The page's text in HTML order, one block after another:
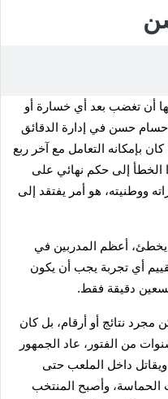
أن تغضب بعد أي خسارة أو
حسن في إدارة الدقائق
بإمكانه التعامل مع آخر ربع
إلى حكم نهائي على
ووطنيته، هو أمر يفتقد إلى
يخطئ، أعظم المدربين في
أي تجربة يجب أن يكون
تسعين دقيقة فقط.
نتائج أو أرقام، بل كان
من الفتور، عاد الجمهور
داخل الملعب حتى
الحماسة، وأصبح المنتخب